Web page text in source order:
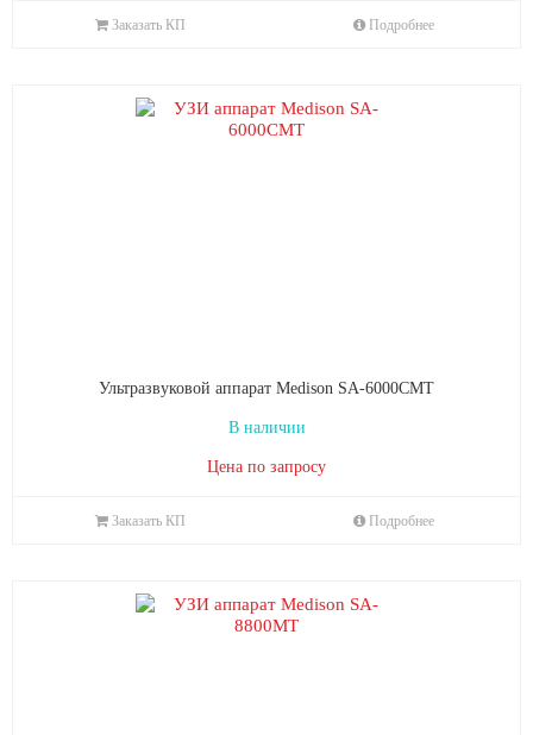
Заказать КП Подробнее
Ультразвуковой аппарат Medison SA-6000CMT
В наличии
Цена по запросу
Заказать КП Подробнее